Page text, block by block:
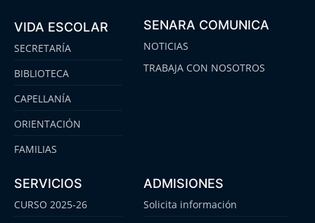
VIDA ESCOLAR
SECRETARÍA
BIBLIOTECA
CAPELLANÍA
ORIENTACIÓN
FAMILIAS
SENARA COMUNICA
NOTICIAS
TRABAJA CON NOSOTROS
SERVICIOS
CURSO 2025-26
ADMISIONES
Solicita información